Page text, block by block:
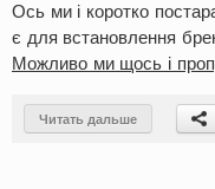
Ось ми і коротко
є для встановлення
Можливо ми щось і
Читать дальше